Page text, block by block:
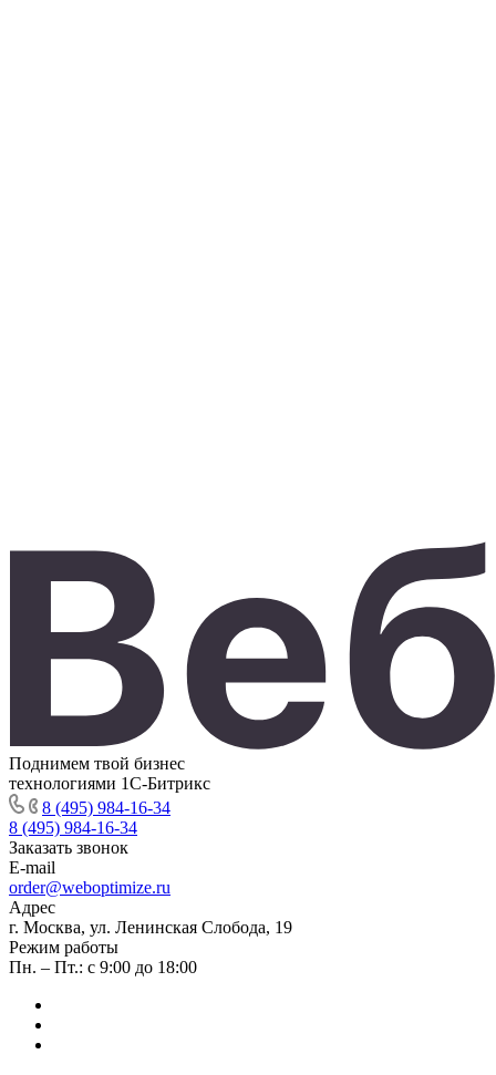
Поднимем твой бизнес
технологиями 1С-Битрикс
8 (495) 984-16-34
8 (495) 984-16-34
Заказать звонок
E-mail
order@weboptimize.ru
Адрес
г. Москва, ул. Ленинская Слобода, 19
Режим работы
Пн. – Пт.: с 9:00 до 18:00